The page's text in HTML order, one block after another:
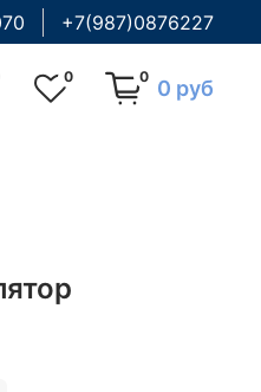
+7(987)0876227
0 0 0 руб